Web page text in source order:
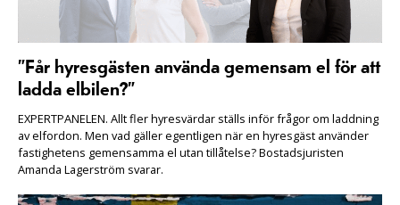
”Får hyresgästen använda gemensam el för att
ladda elbilen?”
EXPERTPANELEN. Allt fler hyresvärdar ställs inför frågor om laddning
av elfordon. Men vad gäller egentligen när en hyresgäst använder
fastighetens gemensamma el utan tillåtelse? Bostadsjuristen
Amanda Lagerström svarar.